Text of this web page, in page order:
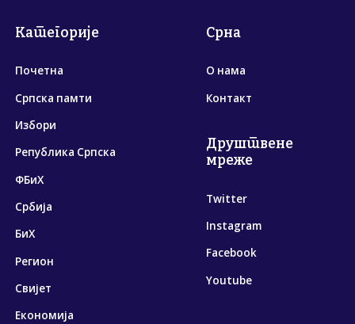
Категорије
Почетна
Српска памти
Избори
Република Српска
ФБиХ
Србија
БиХ
Регион
Свијет
Економија
Срна
О нама
Контакт
Друштвене
мреже
Twitter
Instagram
Facebook
Youtube